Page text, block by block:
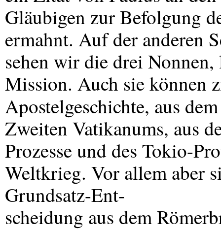
Gläubigen zur Befolgung
ermahnt. Auf der anderen
sehen wir die drei
Mission. Auch sie können
Apostelgeschichte, aus
Zweiten Vatikanums, aus
Prozesse und des Tokio-
Weltkrieg. Vor allem aber
Grundsatz-Ent-
scheidung aus dem